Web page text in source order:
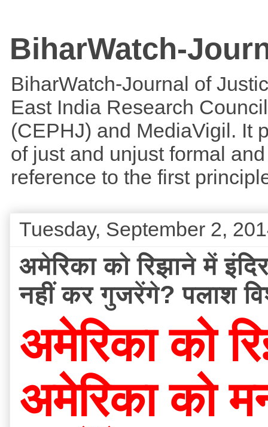
BiharWatch-
BiharWatch-Journal of
East India Research
(CEPHJ) and MediaVigil. It
of just and unjust formal
reference to the first
Tuesday, September 2,
अमेरिका को रिझाने में
नहीं कर गुजरेंगे? पलाश
अमेरिका को
अमेरिका को